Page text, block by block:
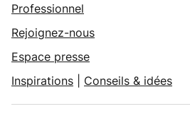
Professionnel
Rejoignez-nous
Espace presse
Inspirations
Conseils & idées